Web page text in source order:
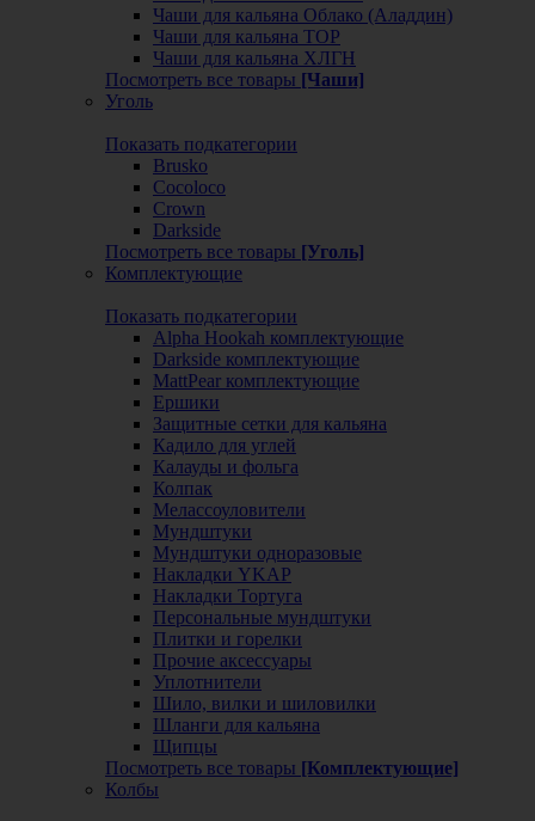
Чаши для кальяна Облако (Аладдин)
Чаши для кальяна ТОР
Чаши для кальяна ХЛГН
Посмотреть все товары [Чаши]
Уголь
Показать подкатегории
Brusko
Cocoloco
Crown
Darkside
Посмотреть все товары [Уголь]
Комплектующие
Показать подкатегории
Alpha Hookah комплектующие
Darkside комплектующие
MattPear комплектующие
Ершики
Защитные сетки для кальяна
Кадило для углей
Калауды и фольга
Колпак
Мелассоуловители
Мундштуки
Мундштуки одноразовые
Накладки YKAP
Накладки Тортуга
Персональные мундштуки
Плитки и горелки
Прочие аксессуары
Уплотнители
Шило, вилки и шиловилки
Шланги для кальяна
Щипцы
Посмотреть все товары [Комплектующие]
Колбы